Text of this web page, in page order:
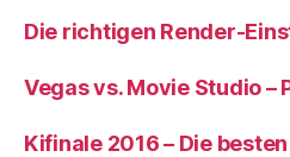
Die richtigen Render-
Vegas vs. Movie Studio –
Kifinale 2016 – Die